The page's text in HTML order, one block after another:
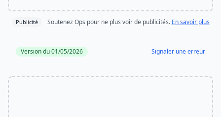
Publicité Soutenez Ops pour ne plus voir de publicités. En savoir plus
Version du 01/05/2026 Signaler une erreur